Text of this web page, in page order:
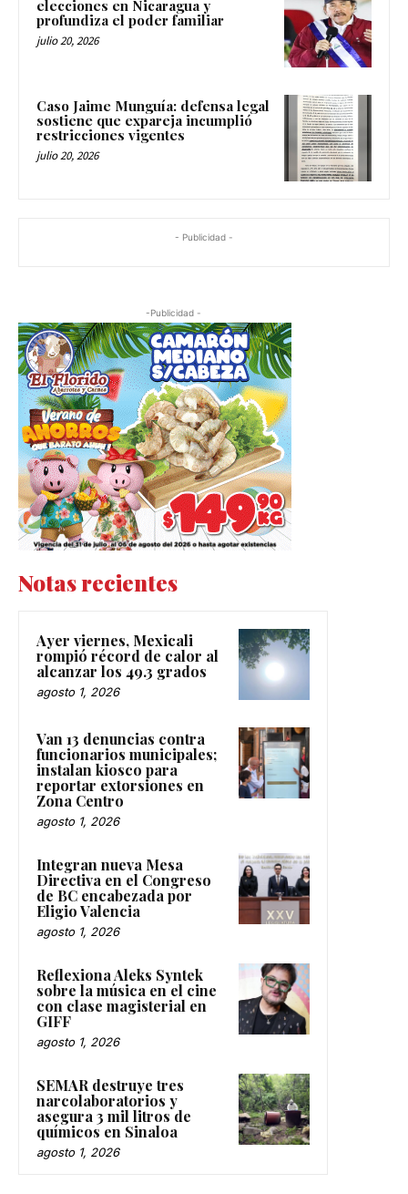
elecciones en Nicaragua y
profundiza el poder familiar
julio 20, 2026
Caso Jaime Munguía: defensa legal
sostiene que expareja incumplió
restricciones vigentes
julio 20, 2026
- Publicidad -
-Publicidad -
Notas recientes
Ayer viernes, Mexicali
rompió récord de calor al
alcanzar los 49.3 grados
agosto 1, 2026
Van 13 denuncias contra
funcionarios municipales;
instalan kiosco para
reportar extorsiones en
Zona Centro
agosto 1, 2026
Integran nueva Mesa
Directiva en el Congreso
de BC encabezada por
Eligio Valencia
agosto 1, 2026
Reflexiona Aleks Syntek
sobre la música en el cine
con clase magisterial en
GIFF
agosto 1, 2026
SEMAR destruye tres
narcolaboratorios y
asegura 3 mil litros de
químicos en Sinaloa
agosto 1, 2026